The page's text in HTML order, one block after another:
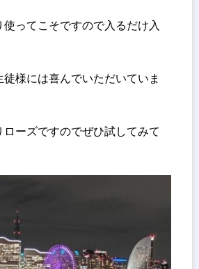
ってこそですので入るだけ入
様には喜んでいただいていま
ローズですのでぜひ試してみて